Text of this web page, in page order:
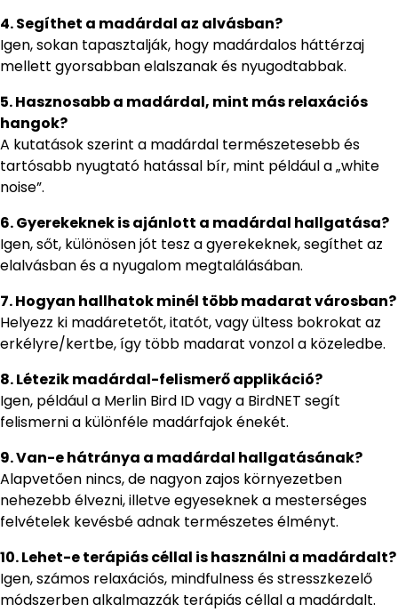
4. Segíthet a madárdal az alvásban?
Igen, sokan tapasztalják, hogy madárdalos háttérzaj
mellett gyorsabban elalszanak és nyugodtabbak.
5. Hasznosabb a madárdal, mint más relaxációs
hangok?
A kutatások szerint a madárdal természetesebb és
tartósabb nyugtató hatással bír, mint például a „white
noise”.
6. Gyerekeknek is ajánlott a madárdal hallgatása?
Igen, sőt, különösen jót tesz a gyerekeknek, segíthet az
elalvásban és a nyugalom megtalálásában.
7. Hogyan hallhatok minél több madarat városban?
Helyezz ki madáretetőt, itatót, vagy ültess bokrokat az
erkélyre/kertbe, így több madarat vonzol a közeledbe.
8. Létezik madárdal-felismerő applikáció?
Igen, például a Merlin Bird ID vagy a BirdNET segít
felismerni a különféle madárfajok énekét.
9. Van-e hátránya a madárdal hallgatásának?
Alapvetően nincs, de nagyon zajos környezetben
nehezebb élvezni, illetve egyeseknek a mesterséges
felvételek kevésbé adnak természetes élményt.
10. Lehet-e terápiás céllal is használni a madárdalt?
Igen, számos relaxációs, mindfulness és stresszkezelő
módszerben alkalmazzák terápiás céllal a madárdalt.